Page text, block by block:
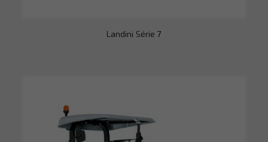
Landini Série 7